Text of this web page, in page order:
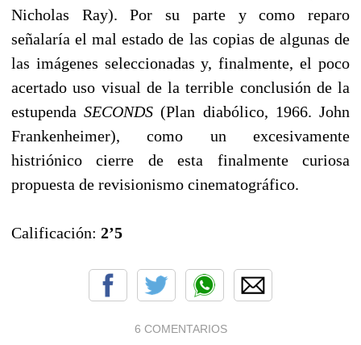
Nicholas Ray). Por su parte y como reparo
señalaría el mal estado de las copias de algunas de
las imágenes seleccionadas y, finalmente, el poco
acertado uso visual de la terrible conclusión de la
estupendaSECONDS (Plan diabólico, 1966. John
Frankenheimer), como un excesivamente
histriónico cierre de esta finalmente curiosa
propuesta de revisionismo cinematográfico.
Calificación: 2’5
6 COMENTARIOS